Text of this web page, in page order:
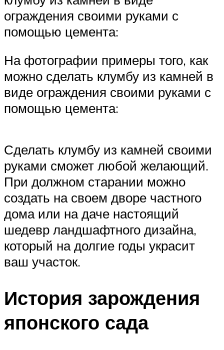
ограждения своими руками с
помощью цемента:
На фотографии примеры того, как
можно сделать клумбу из камней в
виде ограждения своими руками с
помощью цемента:
Сделать клумбу из камней своими
руками сможет любой желающий.
При должном старании можно
создать на своем дворе частного
дома или на даче настоящий
шедевр ландшафтного дизайна,
который на долгие годы украсит
ваш участок.
История зарождения
японского сада